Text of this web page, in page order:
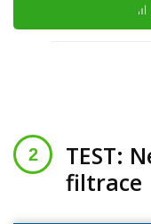
TEST:
filtrace